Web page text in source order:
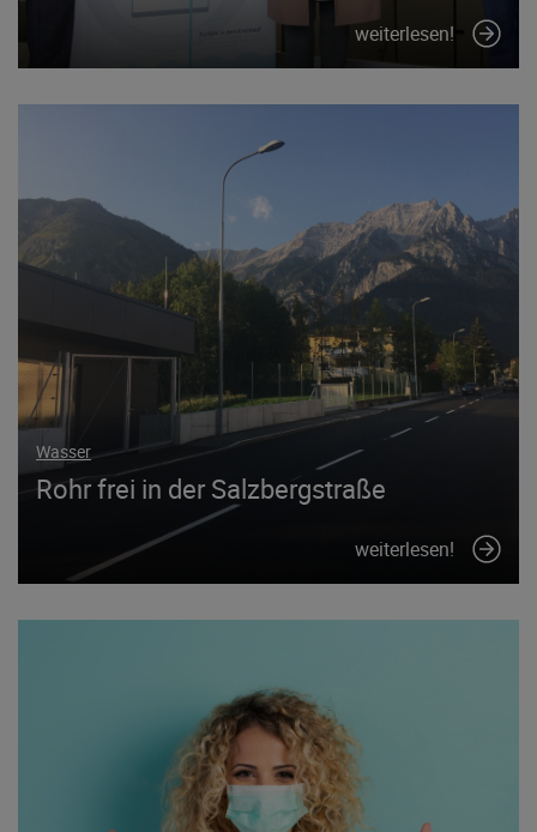
weiterlesen!
Wasser
Rohr frei in der Salzbergstraße
weiterlesen!